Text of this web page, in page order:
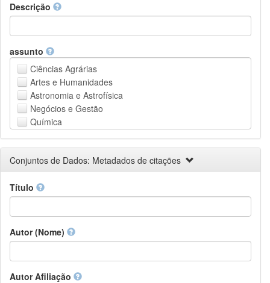
Descrição
assunto
Ciências Agrárias
Artes e Humanidades
Astronomia e Astrofísica
Negócios e Gestão
Química
Ciências da Terra e do meio ambiente
Engenharia
Ciências matemáticas
Física
Ciências Sociais
Outros
Conjuntos de Dados: Metadados de citações
Título
Autor (Nome)
Autor Afiliação